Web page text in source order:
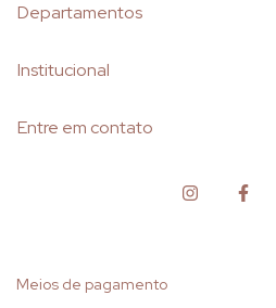
Departamentos
Institucional
Entre em contato
Meios de pagamento